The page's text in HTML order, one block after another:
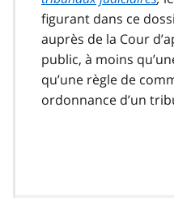
figurant dans ce
auprès de la Cour
public, à moins
qu’une règle de
ordonnance d’un